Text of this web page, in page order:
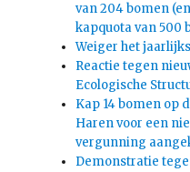
van 204 bomen
kapquota van 500
Weiger het
Reactie tegen
Ecologische
Kap 14 bomen op
Haren voor een
vergunning
Demonstratie